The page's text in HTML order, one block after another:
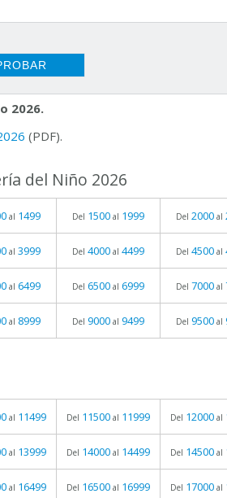
2026.
(PDF).
del Niño 2026
al 1499 Del 1500 al 1999 Del 2000 al
al 3999 Del 4000 al 4499 Del 4500 al
al 6499 Del 6500 al 6999 Del 7000 al
al 8999 Del 9000 al 9499 Del 9500 al
al 11499 Del 11500 al 11999 Del 12000 al
al 13999 Del 14000 al 14499 Del 14500 al
al 16499 Del 16500 al 16999 Del 17000 al